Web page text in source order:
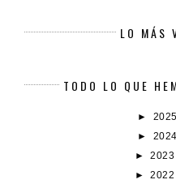
LO MÁS
TODO LO QUE
►
►
► 2023
► 2022